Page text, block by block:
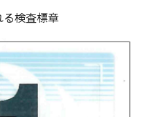
検査標章